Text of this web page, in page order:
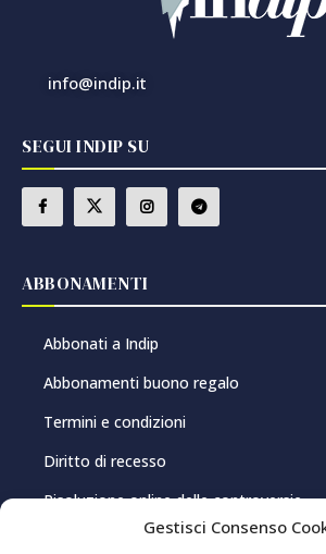
Gestisci Consenso
info@indip.it
SEGUI INDIP SU
ABBONAMENTI
Abbonati a Indip
Abbonamenti buono regalo
Termini e condizioni
Diritto di recesso
Risoluzione online delle controversie